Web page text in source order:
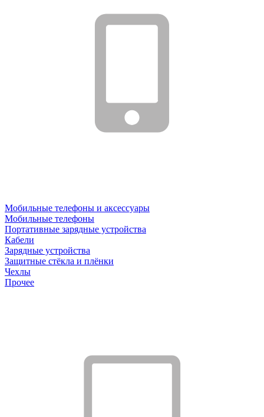
Мобильные телефоны и аксессуары
Мобильные телефоны
Портативные зарядные устройства
Кабели
Зарядные устройства
Защитные стёкла и плёнки
Чехлы
Прочее